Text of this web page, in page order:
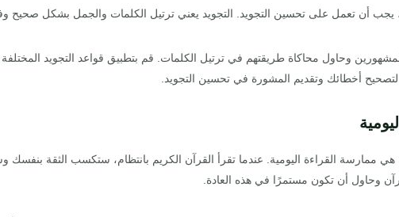
يجب أن تعمل على تحسين التجويد. التجويد يعني ترتيل الكلمات والجمل بشكل صحيح
وحاول محاكاة طريقتهم في ترتيل الكلمات. قم بتطبيق قواعد التجويد
أخطائك وتقديم المشورة في تحسين التجويد.
ممارسة القراءة اليومية. عندما تقرأ القرآن الكريم بانتظام، ستكسب الثقة
وحاول أن تكون مستمرًا في هذه العادة.